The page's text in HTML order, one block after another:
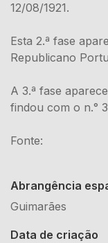
12/08/1921.
Esta 2.ª fase
Republicano
A 3.ª fase
findou com o n.°
Fonte:
Abrangência
Guimarães
Data de criação